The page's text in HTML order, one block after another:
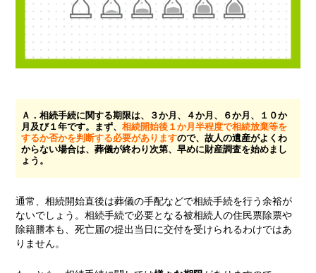
Ａ．相続手続に関する期限は、３か月、４か月、６か月、１０か
月及び１年です。まず、相続開始後１か月半程度で相続放棄等を
するか否かを判断する必要がありますので、故人の遺産がよくわ
からない場合は、葬儀が終わり次第、早めに財産調査を始めまし
ょう。
通常、相続開始直後は葬儀の手配などで相続手続を行う余裕が
ないでしょう。相続手続で必要となる被相続人の住民票除票や
除籍謄本も、死亡届の提出当日に交付を受けられるわけではあ
りません。